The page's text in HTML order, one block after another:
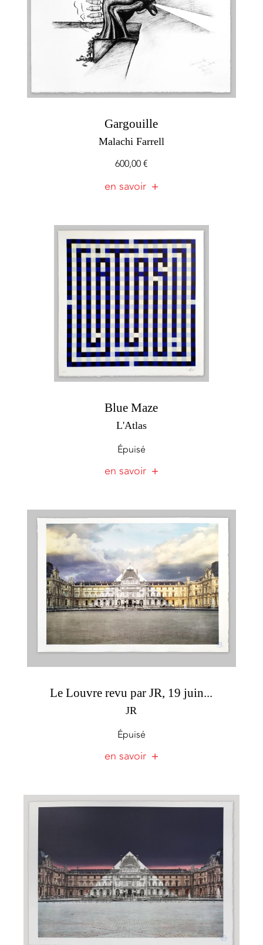
Gargouille
Malachi Farrell
600,00€
en savoir
Blue Maze
L'Atlas
Épuisé
en savoir
Le Louvre revu par JR, 19 juin...
JR
Épuisé
en savoir